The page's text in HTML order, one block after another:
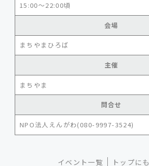
15:00～22:00頃
会場
まちやまひろば
主催
まちやま
問合せ
NPO法人えんがわ(080-9997-3524)
イベント一覧 トップに